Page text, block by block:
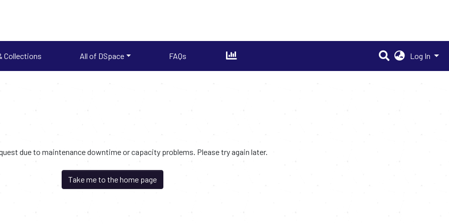
Collections All of DSpace FAQs Log In
due to maintenance downtime or capacity problems. Please try again later.
Take me to the home page